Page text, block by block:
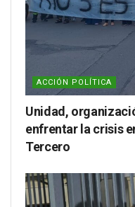
ACCIÓN POLÍTICA
Unidad,
enfrentar la crisis
Tercero